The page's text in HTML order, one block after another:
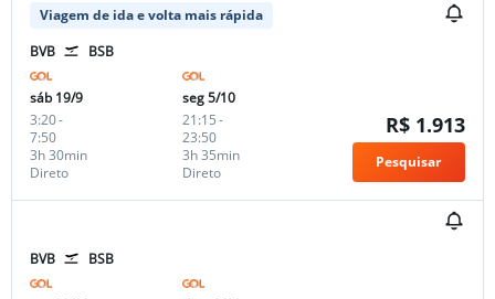
Viagem de ida e volta mais rápida
BVB
BSB
sáb 19/9
3:20-
7:50
Direto
3h 30min
seg 5/10
21:15-
23:50
Direto
3h 35min
R$ 1.913
Pesquisar
BVB BSB